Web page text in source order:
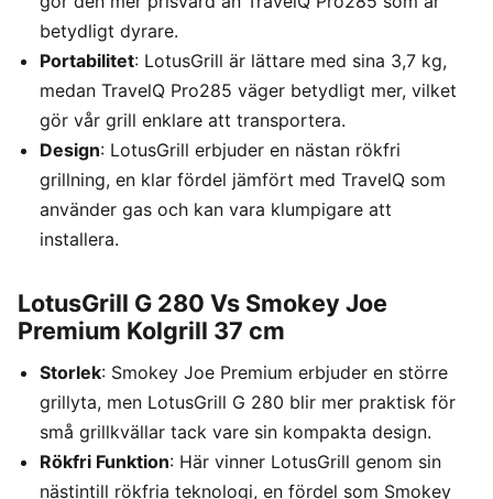
betydligt dyrare.
Portabilitet: LotusGrill är lättare med sina 3,7 kg,
medan TravelQ Pro285 väger betydligt mer, vilket
gör vår grill enklare att transportera.
Design: LotusGrill erbjuder en nästan rökfri
grillning, en klar fördel jämfört med TravelQ som
använder gas och kan vara klumpigare att
installera.
LotusGrill G 280 Vs Smokey Joe
Premium Kolgrill 37 cm
Storlek: Smokey Joe Premium erbjuder en större
grillyta, men LotusGrill G 280 blir mer praktisk för
små grillkvällar tack vare sin kompakta design.
Rökfri Funktion: Här vinner LotusGrill genom sin
nästintill rökfria teknologi, en fördel som Smokey